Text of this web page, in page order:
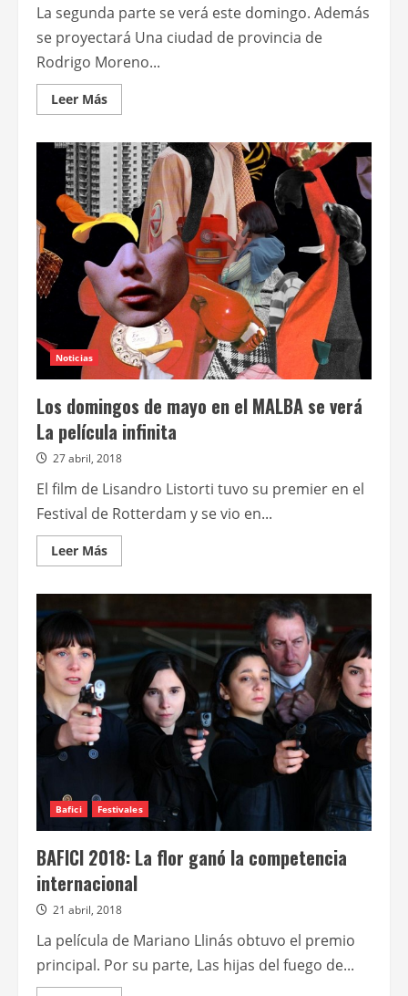
La segunda parte se verá este domingo. Además
se proyectará Una ciudad de provincia de
Rodrigo Moreno...
Leer MásLeer
más
Siguen
las
proyecciones
de
La
flor
en
Zelaya
Noticias
Los domingos de mayo en el MALBA se verá
La película infinita
27 abril, 2018
El film de Lisandro Listorti tuvo su premier en el
Festival de Rotterdam y se vio en...
Leer MásLeer
más
en
el
MALBA
verá
La
película
Bafici Festivales
BAFICI 2018: La flor ganó la competencia
internacional
21 abril, 2018
La película de Mariano Llinás obtuvo el premio
principal. Por su parte, Las hijas del fuego de...